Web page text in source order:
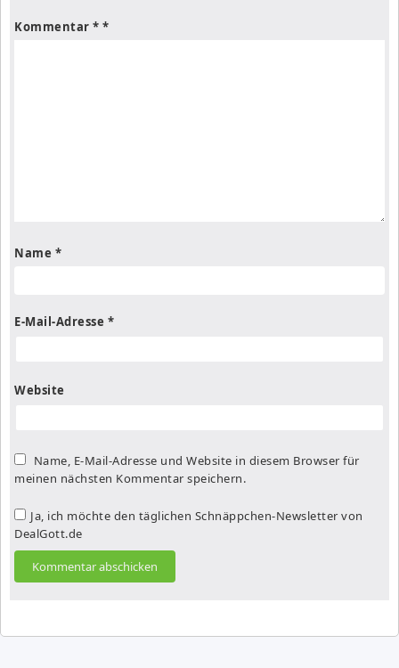
Kommentar *
Name *
E-Mail-Adresse *
Website
Name, E-Mail-Adresse und Website in diesem Browser für
meinen nächsten Kommentar speichern.
Ja, ich möchte den täglichen Schnäppchen-Newsletter von
DealGott.de